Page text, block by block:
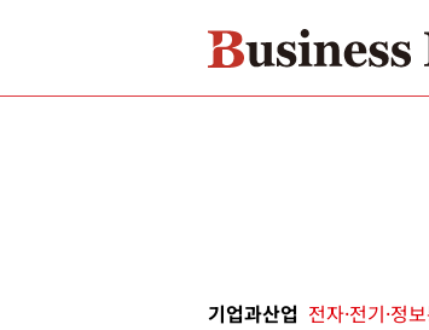
기업과산업 전자·전기·정